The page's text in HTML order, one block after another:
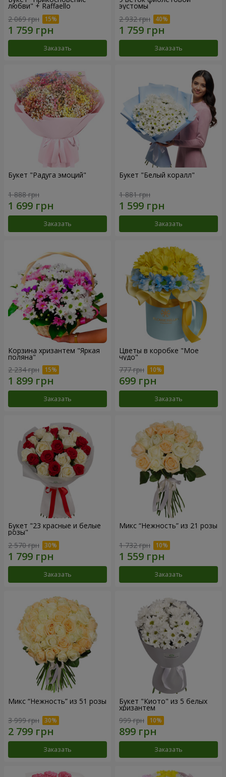
любви" + Raffaello
2 069 грн
Заказать
эустомы
2 932 грн
Заказать
Букет "Радуга эмоций"
1 888 грн
Заказать
Букет "Белый коралл"
1 881 грн
Заказать
Корзина хризантем "Яркая
поляна"
2 234 грн
Заказать
Цветы в коробке "Мое
чудо"
777 грн
Заказать
Букет "23 красные и белые
розы"
2 570 грн
Заказать
Микс “Нежность” из 21 розы
1 732 грн
Заказать
Микс “Нежность” из 51 розы
3 999 грн
Заказать
Букет "Киото" из 5 белых
хризантем
999 грн
Заказать